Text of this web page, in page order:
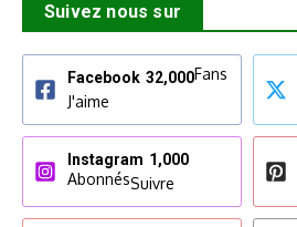
Suivez nous sur
Facebook 32,000Fans
J'aime
Instagram 1,000
AbonnésSuivre